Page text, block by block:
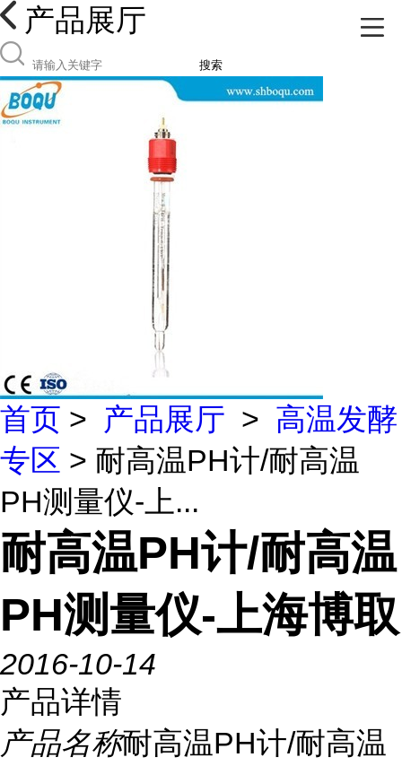
产品展厅
搜索
首页 > 产品展厅 > 高温发酵
专区 > 耐高温PH计/耐高温
PH测量仪-上...
耐高温PH计/耐高温
PH测量仪-上海博取
2016-10-14
产品详情
产品名称耐高温PH计/耐高温